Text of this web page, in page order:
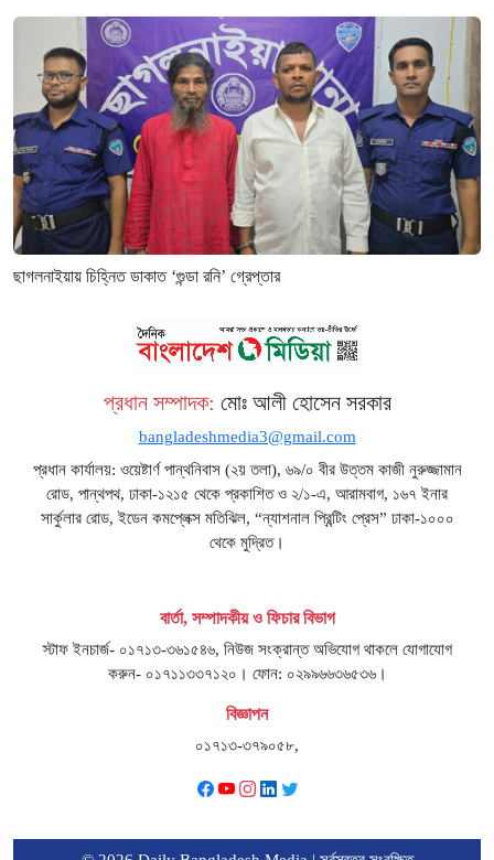
ছাগলনাইয়ায় চিহ্নিত ডাকাত ‘গুন্ডা রনি’ গ্রেপ্তার
প্রধান সম্পাদক: মোঃ আলী হোসেন সরকার
bangladeshmedia3@gmail.com
প্রধান কার্যালয়: ওয়েষ্টার্ণ পান্থনিবাস (২য় তলা), ৬৯/০ বীর উত্তম কাজী নুরুজ্জামান
রোড, পান্থপথ, ঢাকা-১২১৫ থেকে প্রকাশিত ও ২/১-এ, আরামবাগ, ১৬৭ ইনার
সার্কুলার রোড, ইডেন কমপ্লেক্স মতিঝিল, “ন্যাশনাল প্রিন্টিং প্রেস” ঢাকা-১০০০
থেকে মুদ্রিত।
বার্তা, সম্পাদকীয় ও ফিচার বিভাগ
স্টাফ ইনচার্জ- ০১৭১৩-৩৬১৫৪৬, নিউজ সংক্রান্ত অভিযোগ থাকলে যোগাযোগ
করুন- ০১৭১১৩৩৭১২০। ফোন: ০২৯৯৬৬৩৬৫৩৬।
বিজ্ঞাপন
০১৭১৩-৩৭৯০৫৮,